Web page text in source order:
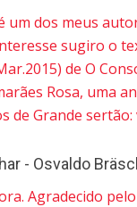
um dos meus
sugiro o
de O
Rosa, uma
de Grande sertão:
- Osvaldo
Agradecido